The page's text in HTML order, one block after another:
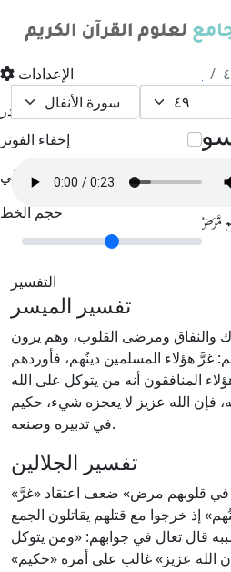
الإعدادات
إخفاء الهيدر
إخفاء الفوتر
الوضع الليلي
حجم الخط
القرآن الكريم
الأنفال الآية ٤٩
مَّرَضٌ غَرَّ هَـٰۤؤُلَاۤءِ دِینُهُمۡۗ وَمَن یَتَوَكَّلۡ عَلَى ٱللَّهِ فَإِنَّ
ٱللَّهَ عَزِیزٌ حَكِیمࣱ﴿٤٩﴾
التفسير
تفسير المیسر
والنفاق ومرضى القلوب، وهم يرون
غرَّ هؤلاء المسلمين دينُهم، فأوردهم
المنافقون أنه من يتوكل على الله
فإن الله عزيز لا يعجزه شيء، حكيم
في تدبيره وصنعه.
تفسير الجلالين
«إذ يقول المنافقون والذين في قلوبهم مرض» ضعف اعتقاد «غرَّ
إذ خرجوا مع قتلهم يقاتلون الجمع
قال تعال في جوابهم: «ومن يتوكل
الله عزيز» غالب على أمره «حكيم»